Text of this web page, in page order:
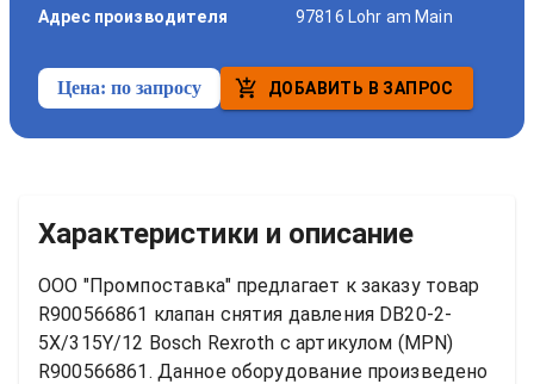
Адрес производителя 97816 Lohr am Main
Цена: по запросу ДОБАВИТЬ В ЗАПРОС
Характеристики и описание
ООО "Промпоставка" предлагает к заказу товар
R900566861 клапан снятия давления DB20-2-
5X/315Y/12 Bosch Rexroth
R900566861. Данное оборудование произведено